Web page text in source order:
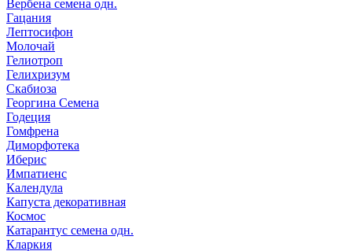
Вербена семена одн.
Гацания
Лептосифон
Молочай
Гелиотроп
Гелихризум
Скабиоза
Георгина Семена
Годеция
Гомфрена
Диморфотека
Иберис
Импатиенс
Календула
Капуста декоративная
Космос
Катарантус семена одн.
Кларкия